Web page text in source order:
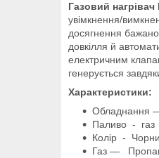
Газовий
увімкнення/
досягнення
довкілля й
електричним
генерується
Характеристики:
Обладнання —
Паливо - газ
Колір -
Газ —